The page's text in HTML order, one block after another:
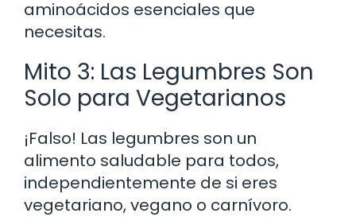
aminoácidos esenciales que
necesitas.
Mito 3: Las Legumbres Son
Solo para Vegetarianos
¡Falso! Las legumbres son un
alimento saludable para todos,
independientemente de si eres
vegetariano, vegano o carnívoro.